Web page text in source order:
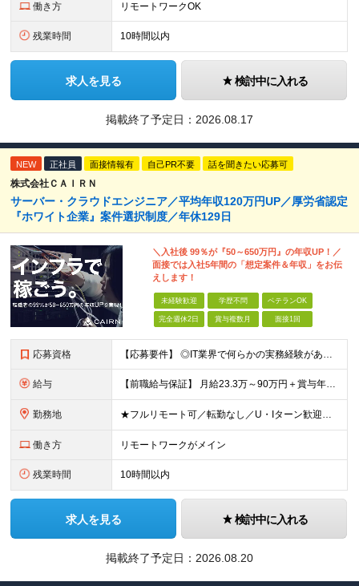
働き方 リモートワークOK
残業時間 10時間以内
求人を見る 検討中に入れる
掲載終了予定日： 2026.08.17
NEW 正社員 面接情報有 自己PR不要 話を聞きたい応募可
株式会社ＣＡＩＲＮ
サーバー・クラウドエンジニア／平均年収120万円UP／厚労省認定
『ホワイト企業』案件選択制度／年休129日
＼入社後 99％が『50～650万円』の年収UP！／
面接では入社5年間の「想定案件＆年収」をお伝
えします！
未経験歓迎 学歴不問 ベテランOK
完全週休2日 賞与複数月 面接1回
応募資格 【応募要件】 ◎IT業界で何らかの実務経験がある方 └2～3ヶ月の実務経験のある方は歓迎します！ 例）PCキッティングやモバイル通信基地局の業務経験者など インフラエンジニアとして経験のある方は、
給与 【前職給与保証】 月給23.3万～90万円＋賞与年2回＋インセンティブ ★年収1000万円以上の実績あり！ ※上記月給には月20～30時間分（2万9,300円～21万7,900円）の固定残業代を含み
勤務地 ★フルリモート可／転勤なし／U・Iターン歓迎★ ◎勤務地は相談の上、ご自宅近くに調整します！ 【勤務地】 本社、または東京／埼玉／千葉／神奈川／愛知／仙台のクライアント先 ◎完全在宅（フルリモート）
働き方 リモートワークがメイン
残業時間 10時間以内
求人を見る 検討中に入れる
掲載終了予定日： 2026.08.20